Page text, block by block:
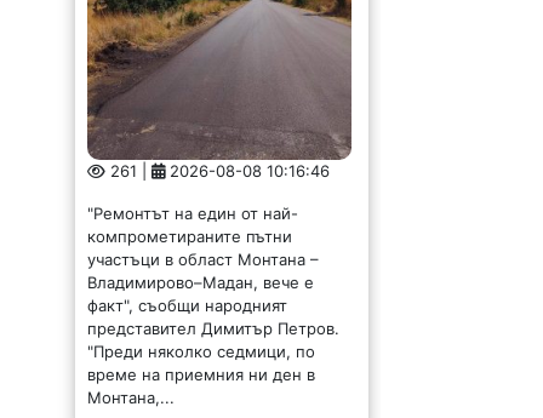
261 | 2026-08-08 10:16:46
"Ремонтът на един от най-
компрометираните пътни
участъци в област Монтана –
Владимирово–Мадан, вече е
факт", съобщи народният
представител Димитър Петров.
"Преди няколко седмици, по
време на приемния ни ден в
Монтана,...